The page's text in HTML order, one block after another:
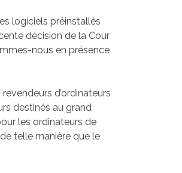
logiciels préinstallés
décision de la Cour
nous en présence
d’ordinateurs
destinés au grand
les ordinateurs de
telle manière que le